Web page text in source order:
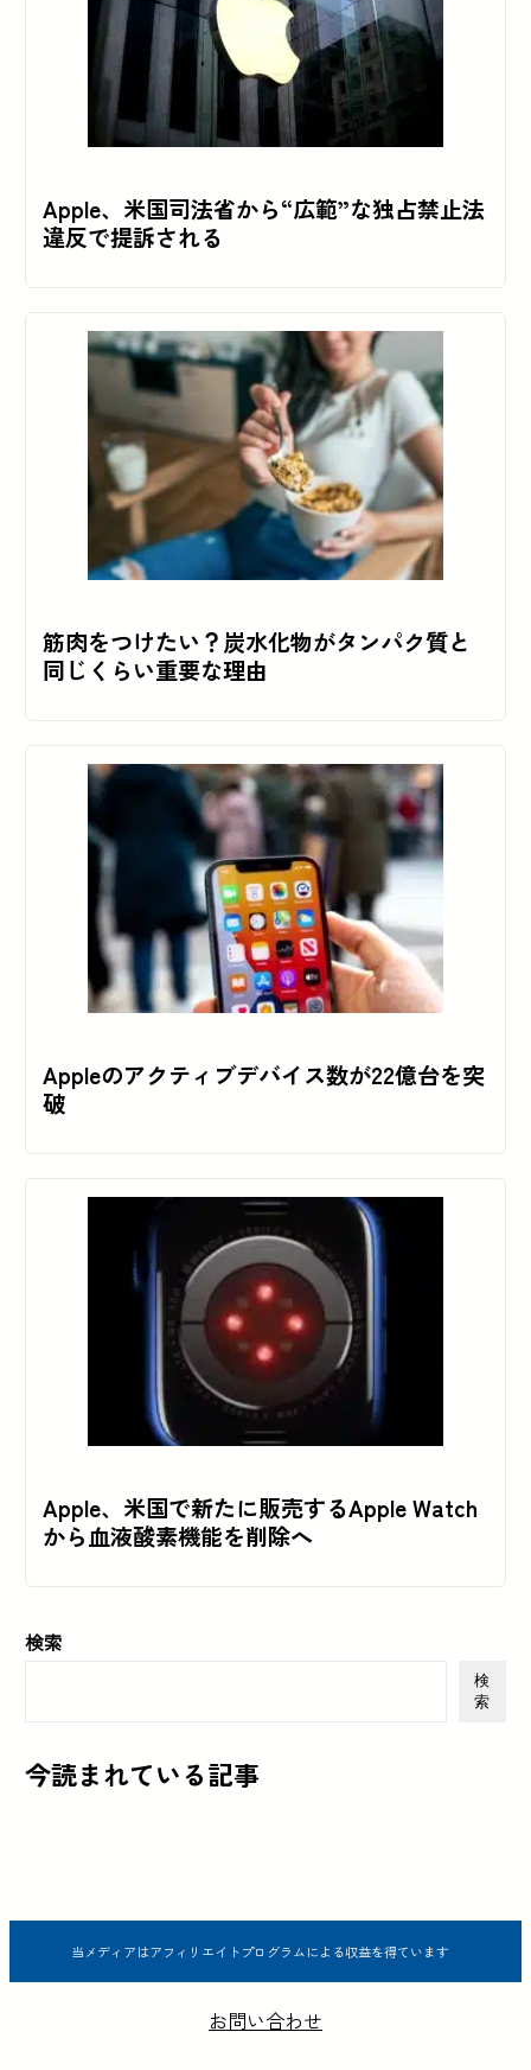
Apple、米国司法省から“広範”な独占禁止法
違反で提訴される
筋肉をつけたい？炭水化物がタンパク質と
同じくらい重要な理由
Appleのアクティブデバイス数が22億台を突
破
Apple、米国で新たに販売するApple Watch
から血液酸素機能を削除へ
検索
検
索
今読まれている記事
当メディアはアフィリエイトプログラムによる収益を得ています
お問い合わせ